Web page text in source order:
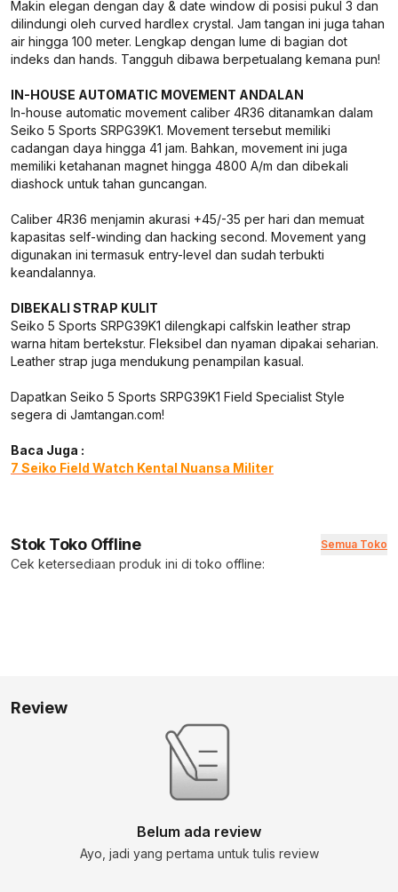
Makin elegan dengan day & date window di posisi pukul 3 dan
dilindungi oleh curved hardlex crystal. Jam tangan ini juga tahan
air hingga 100 meter. Lengkap dengan lume di bagian dot
indeks dan hands. Tangguh dibawa berpetualang kemana pun!
IN-HOUSE AUTOMATIC MOVEMENT ANDALAN
In-house automatic movement caliber 4R36 ditanamkan dalam
Seiko 5 Sports SRPG39K1. Movement tersebut memiliki
cadangan daya hingga 41 jam. Bahkan, movement ini juga
memiliki ketahanan magnet hingga 4800 A/m dan dibekali
diashock untuk tahan guncangan.
Caliber 4R36 menjamin akurasi +45/-35 per hari dan memuat
kapasitas self-winding dan hacking second. Movement yang
digunakan ini termasuk entry-level dan sudah terbukti
keandalannya.
DIBEKALI STRAP KULIT
Seiko 5 Sports SRPG39K1 dilengkapi calfskin leather strap
warna hitam bertekstur. Fleksibel dan nyaman dipakai seharian.
Leather strap juga mendukung penampilan kasual.
Dapatkan Seiko 5 Sports SRPG39K1 Field Specialist Style
segera di Jamtangan.com!
Baca Juga :
7 Seiko Field Watch Kental Nuansa Militer
Stok Toko Offline Semua Toko
Cek ketersediaan produk ini di toko offline:
Review
Belum ada review
Ayo, jadi yang pertama untuk tulis review